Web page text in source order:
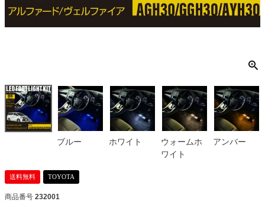
ブルー ホワイト
ウォームホ
ワイト
アンバー
送料無料 TOYOTA
商品番号 232001